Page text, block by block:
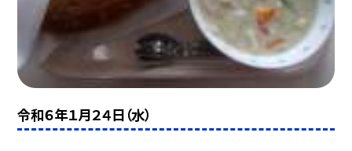
令和６年１月２４日（水）